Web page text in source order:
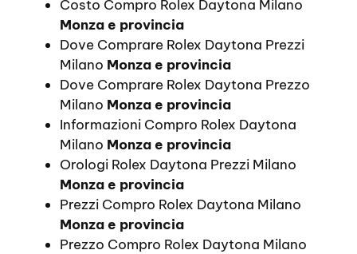
Costo Compro Rolex Daytona Milano
Monza e provincia
Dove Comprare Rolex Daytona Prezzi
Milano Monza e provincia
Dove Comprare Rolex Daytona Prezzo
Milano Monza e provincia
Informazioni Compro Rolex Daytona
Milano Monza e provincia
Orologi Rolex Daytona Prezzi Milano
Monza e provincia
Prezzi Compro Rolex Daytona Milano
Monza e provincia
Prezzo Compro Rolex Daytona Milano